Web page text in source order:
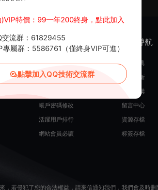
服務支持
在線開通會員
源碼投稿發布
帳戶密碼修改
活躍用戶排行
網站會員必讀
熱門導航
常用工具
最近更新
源碼團購
留言中心
資源存檔
标簽存檔
若侵犯了您的合法權益，請來信通知我們，我們會及時删
)VIP特價：99一年200終身，點此加入
交流群：61829455
專屬群：5586761（僅終身VIP可進）
點擊加入QQ技術交流群